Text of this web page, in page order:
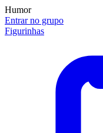
Humor
Entrar no grupo
Figurinhas